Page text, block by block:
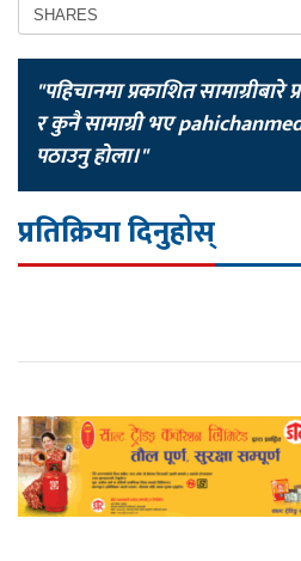
SHARES
"पहिचानमा प्रकाशित
र कुनै सामाग्री भए
पठाउनु होला।"
प्रतिक्रिया दिनुहोस्